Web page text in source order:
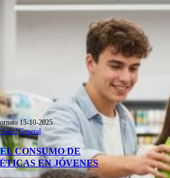
15-10-2025
Salud|General
CONSUMO DE
EN JÓVENES